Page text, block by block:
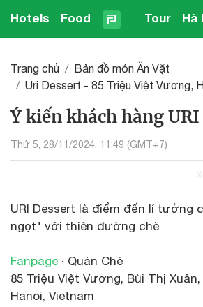
Hotels Food Tour Hà
Trang chủ
Bản đồ món Ăn Vặt
Uri Dessert - 85 Triệu Việt Vương,
Ý kiến khách hàng URI
Thứ 5, 28/11/2024, 11:49 (GMT+7)
URI Dessert là điểm đến lí tưởng
ngọt" với thiên đường chè
Fanpage · Quán Chè
85 Triệu Việt Vương, Bùi Thị
Hanoi, Vietnam